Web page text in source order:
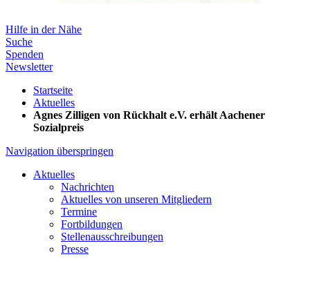
Hilfe in der Nähe
Suche
Spenden
Newsletter
Startseite
Aktuelles
Agnes Zilligen von Rückhalt e.V. erhält Aachener
Sozialpreis
Navigation überspringen
Aktuelles
Nachrichten
Aktuelles von unseren Mitgliedern
Termine
Fortbildungen
Stellenausschreibungen
Presse